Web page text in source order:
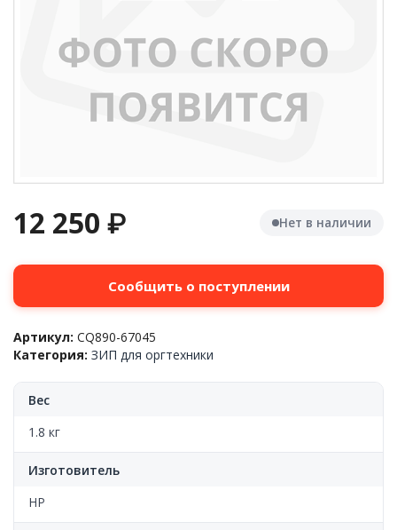
12 250 ₽ Нет в наличии
Сообщить о поступлении
Артикул: CQ890-67045
Категория: ЗИП для оргтехники
Вес
1.8 кг
Изготовитель
HP